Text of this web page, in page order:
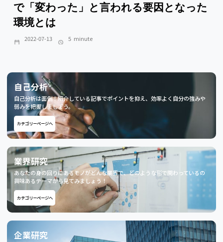
で「変わった」と言われる要因となった
環境とは
2022-07-13 5 minute
自己分析
自己分析は面倒！紹介している記事でポイントを抑え、効率よく自分の強みや
弱みを把握しましょう。
カテゴリーページへ
業界研究
あなたの身の回りにあるモノがどんな業界で、どのような形で関わっているの
興味あるテーマから見てみましょう！
カテゴリーページへ
企業研究